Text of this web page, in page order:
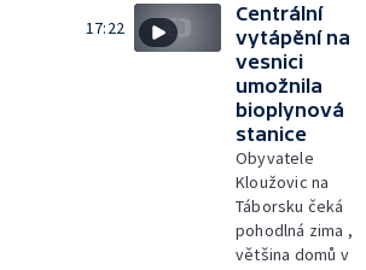
17:22
Centrální
vytápění na
vesnici
umožnila
bioplynová
stanice
Obyvatele
Kloužovic na
Táborsku čeká
pohodlná zima ,
většina domů v